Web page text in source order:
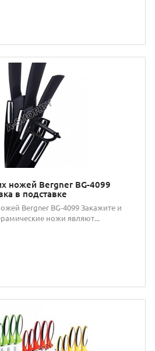
ножей Bergner BG-4099
в подставке
Bergner BG-4099 Закажите и
ножи являют...